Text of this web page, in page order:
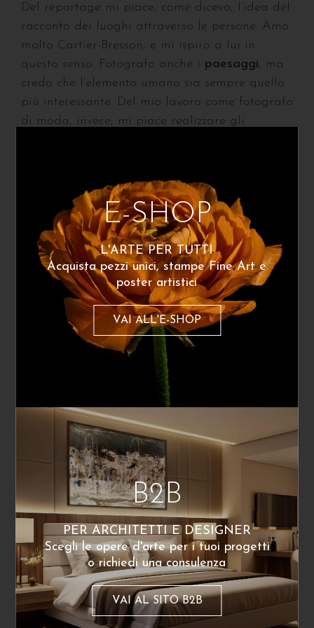
Del reportage mi piace, come dicevo, l’idea del
racconto dei luoghi attraverso le persone. Amo
molto Cartier-Bresson, e mi ispiro a lui in
questo senso. Fotografo anche i paesaggi, ma
credo che l’elemento umano sia sempre quello
più interessante. Del mio lavoro come fotografo
di moda, invece, mi piace realizzare gli
tema molto generale, o addirittura lascia
totale libertà sui contenuti, e il team guidato
dallo stylist crea una storia con un
personaggio e un’ambientazione.
Tra le foto che hai realizzato ce n’è una che
ami particolarmente?
Direi Il volo, che rappresenta un clochard tra
uno svolazzare di piccioni. Ero a Parigi per un
workshop e stavo passeggiando in pausa
pranzo insieme a un mio collega, vicino al
Centre Pompidou. Avevo in mano un panino.
C’era questo senzatetto che dormiva, poi a un
certo punto si è alzato e ha fatto un gesto per
lanciare del pane, o qualcosa del genere. E
allora ho iniziato subito a scattare, ancora con
il panino in mano, perché ho capito che stava
per accadere qualcosa di interessante. Mi
piace l’espressione divertita e serena del
clochard: credo di aver catturato un piccolo
istante di assoluta felicità.
Scopri le fotografie di Riccardo Passerini!
E-SHOP
L'ARTE PER TUTTI
Acquista pezzi unici, stampe Fine Art e
poster artistici
VAI ALL'E-SHOP
B2B
PER ARCHITETTI E DESIGNER
Scegli le opere d'arte per i tuoi progetti
o richiedi una consulenza
VAI AL SITO B2B